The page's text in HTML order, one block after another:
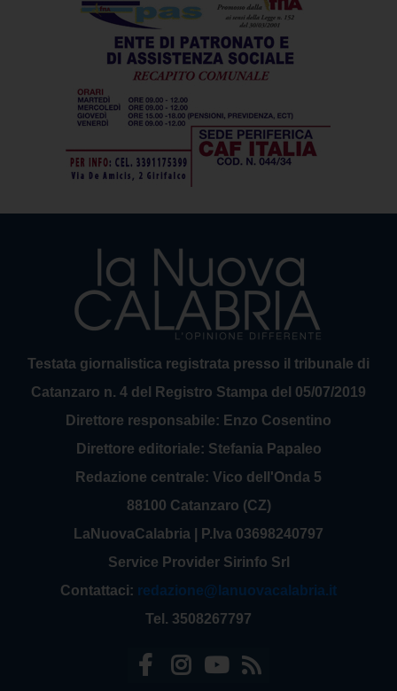
Testata giornalistica registrata presso il tribunale di
Catanzaro n. 4 del Registro Stampa del 05/07/2019
Direttore responsabile: Enzo Cosentino
Direttore editoriale: Stefania Papaleo
Redazione centrale: Vico dell'Onda 5
88100 Catanzaro (CZ)
LaNuovaCalabria | P.Iva 03698240797
Service Provider Sirinfo Srl
Contattaci: redazione@lanuovacalabria.it
Tel. 3508267797